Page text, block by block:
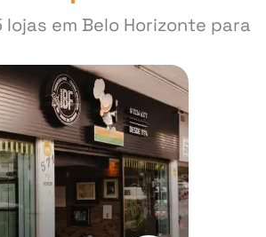
lojas em Belo Horizonte para